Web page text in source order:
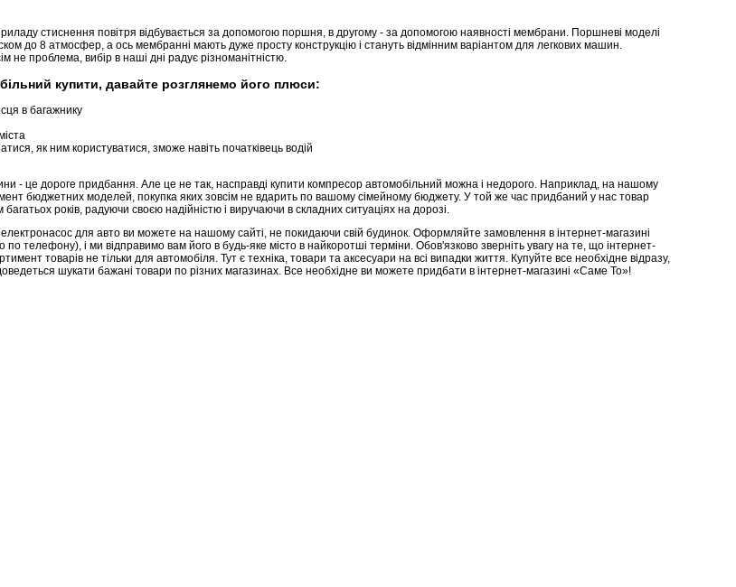
стиснення повітря відбувається за допомогою поршня, в другому - за допомогою наявності мембрани. Поршневі моделі
до 8 атмосфер, а ось мембранні мають дуже просту конструкцію і стануть відмінним варіантом для легкових машин.
не проблема, вибір в наші дні радує різноманітністю.
купити, давайте розглянемо його плюси:
в багажнику
як ним користуватися, зможе навіть початківець водій
- це дороге придбання. Але це не так, насправді купити компресор автомобільний можна і недорого. Наприклад, на нашому
бюджетних моделей, покупка яких зовсім не вдарить по вашому сімейному бюджету. У той же час придбаний у нас товар
років, радуючи своєю надійністю і виручаючи в складних ситуаціях на дорозі.
для авто ви можете на нашому сайті, не покидаючи свій будинок. Оформляйте замовлення в інтернет-магазині
телефону), і ми відправимо вам його в будь-яке місто в найкоротші терміни. Обов'язково зверніть увагу на те, що інтернет-
товарів не тільки для автомобіля. Тут є техніка, товари та аксесуари на всі випадки життя. Купуйте все необхідне відразу,
шукати бажані товари по різних магазинах. Все необхідне ви можете придбати в інтернет-магазині «Саме То»!